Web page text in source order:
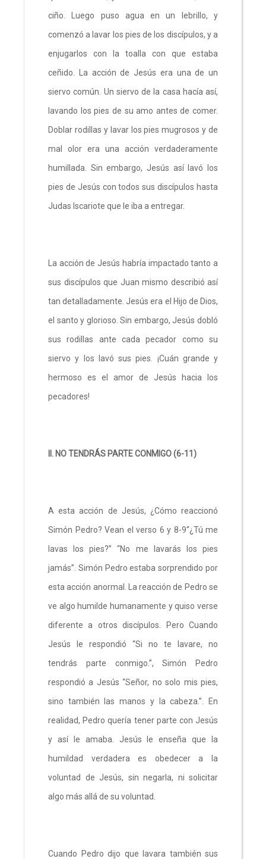
ciño. Luego puso agua en un lebrillo, y
comenzó a lavar los pies de los discípulos, y a
enjugarlos con la toalla con que estaba
ceñido. La acción de Jesús era una de un
siervo común. Un siervo de la casa hacía así,
lavando los pies de su amo antes de comer.
Doblar rodillas y lavar los pies mugrosos y de
mal olor era una acción verdaderamente
humillada. Sin embargo, Jesús así lavó los
pies de Jesús con todos sus discípulos hasta
Judas Iscariote que le iba a entregar.
La acción de Jesús habría impactado tanto a
sus discípulos que Juan mismo describió así
tan detalladamente. Jesús era el Hijo de Dios,
el santo y glorioso. Sin embargo, Jesús dobló
sus rodillas ante cada pecador como su
siervo y los lavó sus pies. ¡Cuán grande y
hermoso es el amor de Jesús hacia los
pecadores!
II. NO TENDRÁS PARTE CONMIGO (6-11)
A esta acción de Jesús, ¿Cómo reaccionó
Simón Pedro? Vean el verso 6 y 8-9“¿Tú me
lavas los pies?” “No me lavarás los pies
jamás”. Simón Pedro estaba sorprendido por
esta acción anormal. La reacción de Pedro se
ve algo humilde humanamente y quiso verse
diferente a otros discípulos. Pero Cuando
Jesús le respondió “Si no te lavare, no
tendrás parte conmigo.”, Simón Pedro
respondió a Jesús “Señor, no solo mis pies,
sino también las manos y la cabeza.”. En
realidad, Pedro quería tener parte con Jesús
y así le amaba. Jesús le enseña que la
humildad verdadera es obedecer a la
voluntad de Jesús, sin negarla, ni solicitar
algo más allá de su voluntad.
Cuando Pedro dijo que lavara también sus